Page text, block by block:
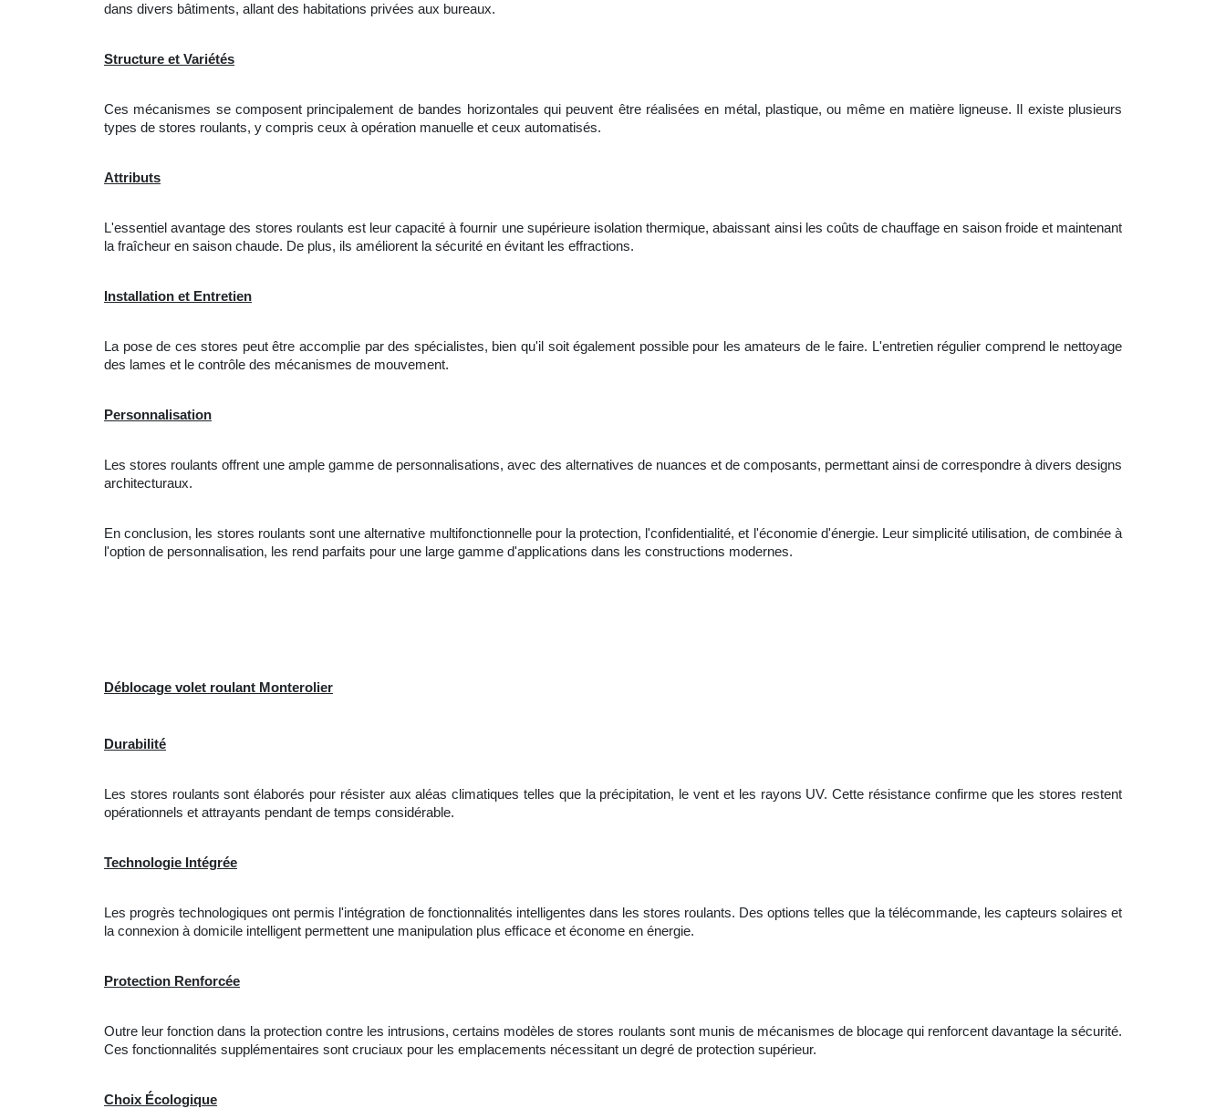
dans divers bâtiments, allant des habitations privées aux bureaux.
Structure et Variétés
Ces mécanismes se composent principalement de bandes horizontales qui peuvent être réalisées en métal, plastique, ou même en matière ligneuse. Il existe plusieurs
types de stores roulants, y compris ceux à opération manuelle et ceux automatisés.
Attributs
L'essentiel avantage des stores roulants est leur capacité à fournir une supérieure isolation thermique, abaissant ainsi les coûts de chauffage en saison froide et maintenant
la fraîcheur en saison chaude. De plus, ils améliorent la sécurité en évitant les effractions.
Installation et Entretien
La pose de ces stores peut être accomplie par des spécialistes, bien qu'il soit également possible pour les amateurs de le faire. L'entretien régulier comprend le nettoyage
des lames et le contrôle des mécanismes de mouvement.
Personnalisation
Les stores roulants offrent une ample gamme de personnalisations, avec des alternatives de nuances et de composants, permettant ainsi de correspondre à divers designs
architecturaux.
En conclusion, les stores roulants sont une alternative multifonctionnelle pour la protection, l'confidentialité, et l'économie d'énergie. Leur simplicité utilisation, de combinée à
l'option de personnalisation, les rend parfaits pour une large gamme d'applications dans les constructions modernes.
Déblocage volet roulant Monterolier
Durabilité
Les stores roulants sont élaborés pour résister aux aléas climatiques telles que la précipitation, le vent et les rayons UV. Cette résistance confirme que les stores restent
opérationnels et attrayants pendant de temps considérable.
Technologie Intégrée
Les progrès technologiques ont permis l'intégration de fonctionnalités intelligentes dans les stores roulants. Des options telles que la télécommande, les capteurs solaires et
la connexion à domicile intelligent permettent une manipulation plus efficace et économe en énergie.
Protection Renforcée
Outre leur fonction dans la protection contre les intrusions, certains modèles de stores roulants sont munis de mécanismes de blocage qui renforcent davantage la sécurité.
Ces fonctionnalités supplémentaires sont cruciaux pour les emplacements nécessitant un degré de protection supérieur.
Choix Écologique